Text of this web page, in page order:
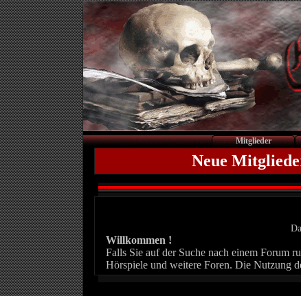
Mitglieder
Neue
Willkommen !
Falls Sie auf der Suche nach einem Forum
Hörspiele und weitere Foren. Die Nutzung